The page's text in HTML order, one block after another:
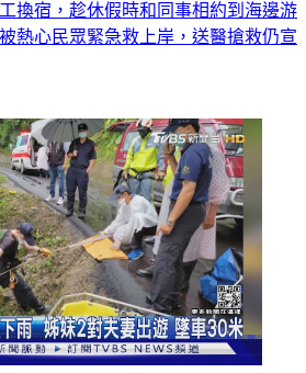
換宿，趁休假時和同事相約到海邊游
熱心民眾緊急救上岸，送醫搶救仍宣